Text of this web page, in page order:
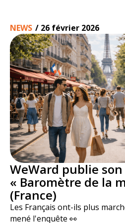
NEWS / 26 février 2026
WeWard publie
« Baromètre de la
(France)
Les Français ont-ils plus
mené l'enquête 👀